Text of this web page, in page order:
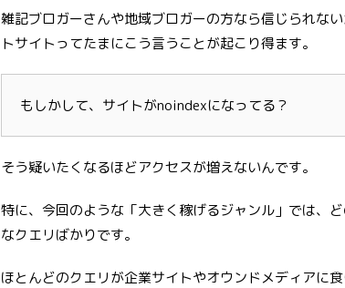
雑記ブロガーさんや地域ブロガーの方なら信じられな
トサイトってたまにこう言うことが起こり得ます。
もしかして、サイトがnoindexになってる？
そう疑いたくなるほどアクセスが増えないんです。
特に、今回のような「大きく稼げるジャンル」では、
なクエリばかりです。
ほとんどのクエリが企業サイトやオウンドメディアに